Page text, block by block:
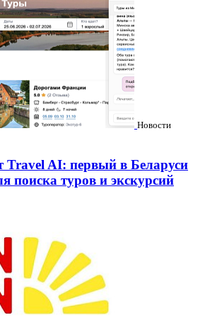
Новости
Travel AI: первый в Беларуси
туров и экскурсий